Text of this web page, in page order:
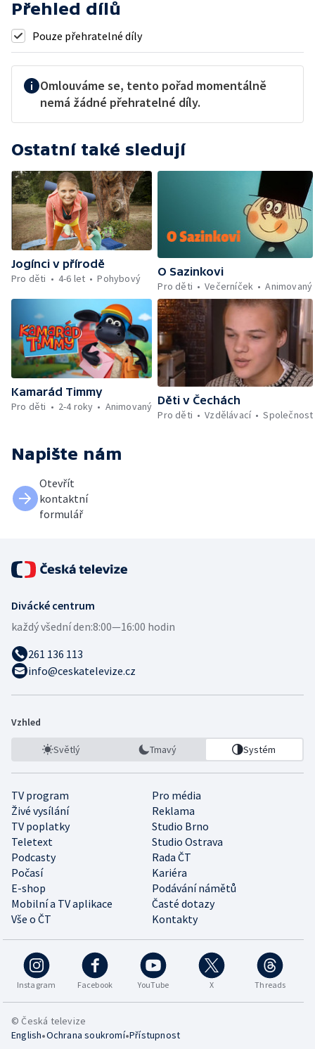
Přehled dílů
Pouze přehratelné díly
Omlouváme se, tento pořad momentálně
nemá žádné přehratelné díly.
Ostatní také sledují
Jogínci v přírodě
Pro děti
4-6 let Pohybový
O Sazinkovi
Pro děti
Večerníček Animovaný
Kamarád Timmy
Pro děti
2-4 roky Animovaný
Děti v Čechách
Pro děti
Vzdělávací Společnost
Napište nám
Otevřít
kontaktní
formulář
Divácké centrum
každý všední den:8:00—16:00 hodin
261 136 113
info@ceskatelevize.cz
Vzhled
Světlý Tmavý Systém
TV program
Pro média
Živé vysílání
Reklama
TV poplatky
Studio Brno
Teletext
Studio Ostrava
Podcasty
Rada ČT
Počasí
Kariéra
E-shop
Podávání námětů
Mobilní a TV aplikace
Časté dotazy
Vše o ČT
Kontakty
Instagram Facebook YouTube X Threads
© Česká televize
English•Ochrana soukromí•Přístupnost